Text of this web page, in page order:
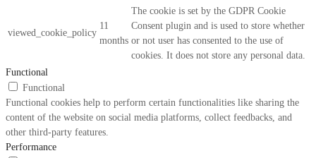
viewed_cookie_policy
11
months
The cookie is set by the GDPR Cookie
Consent plugin and is used to store whether
or not user has consented to the use of
cookies. It does not store any personal data.
Functional
Functional
Functional cookies help to perform certain functionalities like sharing the
content of the website on social media platforms, collect feedbacks, and
other third-party features.
Performance